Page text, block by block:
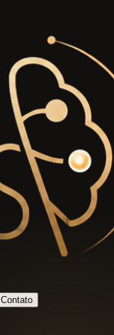
Contato